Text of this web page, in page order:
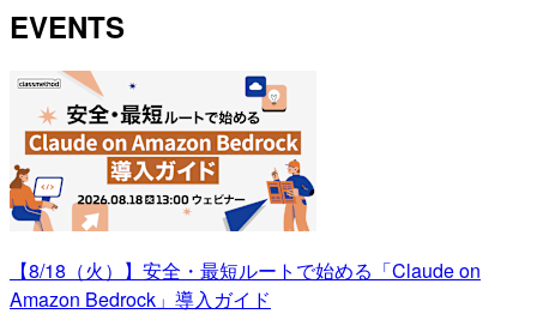
EVENTS
【8/18（火）】安全・最短ルートで始める「Claude on
Amazon Bedrock」導入ガイド